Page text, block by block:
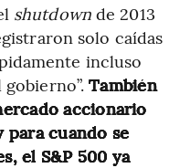
shutdown de 2013
solo caídas
incluso
gobierno”.También
accionario
cuando se
el S&P 500 ya